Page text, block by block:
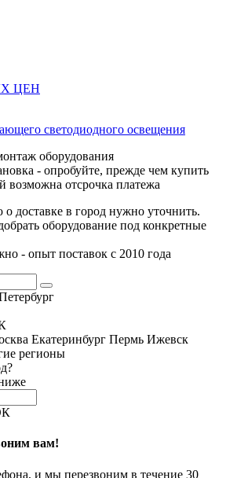
ЦЕН
светодиодного освещения
оборудования
- опробуйте, прежде чем купить
возможна отсрочка платежа
доставке в город нужно уточнить.
оборудование под конкретные
- опыт поставок с 2010 года
Екатеринбург Пермь Ижевск
регионы
вам!
и мы перезвоним в течение 30